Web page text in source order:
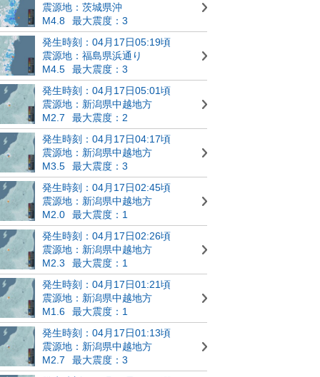
震源地：茨城県沖
M4.8
最大震度：3
発生時刻：04月17日05:19頃
震源地：福島県浜通り
M4.5
最大震度：3
発生時刻：04月17日05:01頃
震源地：新潟県中越地方
M2.7
最大震度：2
発生時刻：04月17日04:17頃
震源地：新潟県中越地方
M3.5
最大震度：3
発生時刻：04月17日02:45頃
震源地：新潟県中越地方
M2.0
最大震度：1
発生時刻：04月17日02:26頃
震源地：新潟県中越地方
M2.3
最大震度：1
発生時刻：04月17日01:21頃
震源地：新潟県中越地方
M1.6
最大震度：1
発生時刻：04月17日01:13頃
震源地：新潟県中越地方
M2.7
最大震度：3